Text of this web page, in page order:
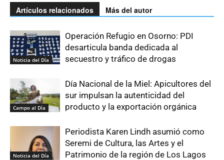
Artículos relacionados Más del autor
Noticia del Día
Operación Refugio en Osorno: PDI
desarticula banda dedicada al
secuestro y tráfico de drogas
Campo al Día
Día Nacional de la Miel: Apicultores del
sur impulsan la autenticidad del
producto y la exportación orgánica
Noticia del Día
Periodista Karen Lindh asumió como
Seremi de Cultura, las Artes y el
Patrimonio de la región de Los Lagos